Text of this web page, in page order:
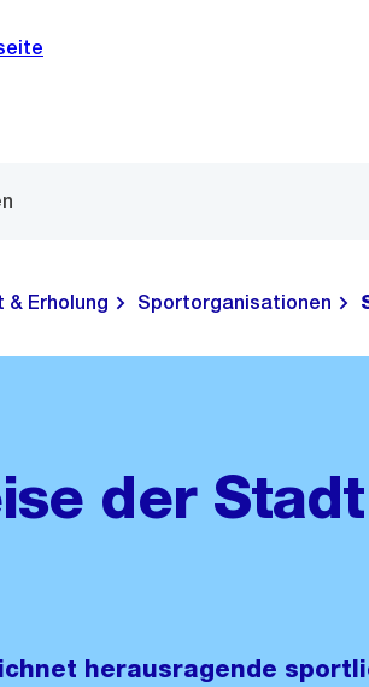
& Erholung Sportorganisationen
der Stadt
herausragende